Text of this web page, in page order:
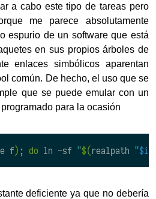
a cabo este tipo de tareas pero
me parece absolutamente
espurio de un software que está
en sus propios árboles de
enlaces simbólicos aparentan
común. De hecho, el uso que se
que se puede emular con un
para la ocasión
f) ; do ln -sf "$(realpath "$i
deficiente ya que no debería